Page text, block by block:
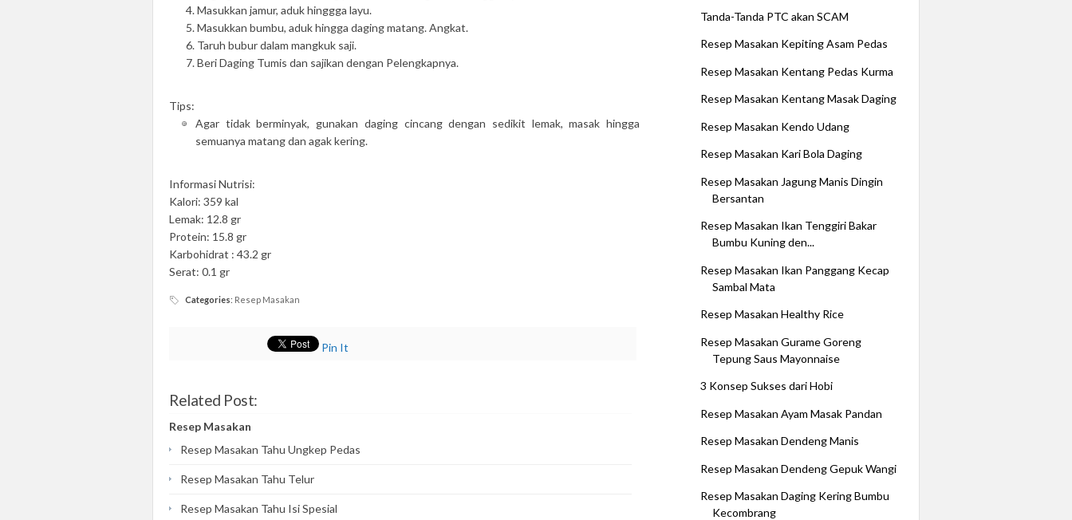
Masukkan jamur, aduk hinggga layu.
Masukkan bumbu, aduk hingga daging matang. Angkat.
Taruh bubur dalam mangkuk saji.
Beri Daging Tumis dan sajikan dengan Pelengkapnya.
Tips:
Agar tidak berminyak, gunakan daging cincang dengan sedikit lemak, masak hingga
semuanya matang dan agak kering.
Informasi Nutrisi:
Kalori: 359 kal
Lemak: 12.8 gr
Protein: 15.8 gr
Karbohidrat : 43.2 gr
Serat: 0.1 gr
Categories: Resep Masakan
Pin It
Related Post:
Resep Masakan
Resep Masakan Tahu Ungkep Pedas
Resep Masakan Tahu Telur
Resep Masakan Tahu Isi Spesial
Tanda-Tanda PTC akan SCAM
Resep Masakan Kepiting Asam Pedas
Resep Masakan Kentang Pedas Kurma
Resep Masakan Kentang Masak Daging
Resep Masakan Kendo Udang
Resep Masakan Kari Bola Daging
Resep Masakan Jagung Manis Dingin
Bersantan
Resep Masakan Ikan Tenggiri Bakar
Bumbu Kuning den...
Resep Masakan Ikan Panggang Kecap
Sambal Mata
Resep Masakan Healthy Rice
Resep Masakan Gurame Goreng
Tepung Saus Mayonnaise
3 Konsep Sukses dari Hobi
Resep Masakan Ayam Masak Pandan
Resep Masakan Dendeng Manis
Resep Masakan Dendeng Gepuk Wangi
Resep Masakan Daging Kering Bumbu
Kecombrang